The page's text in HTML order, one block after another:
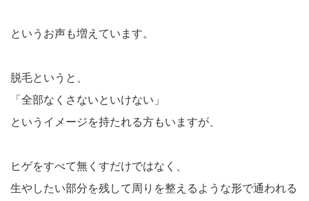
というお声も増えています。
脱毛というと、
「全部なくさないといけない」
というイメージを持たれる方もいますが、
ヒゲをすべて無くすだけではなく、
生やしたい部分を残して周りを整えるような形で通われる